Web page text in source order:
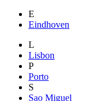
E
Eindhoven
L
Lisbon
P
Porto
S
Sao Miguel